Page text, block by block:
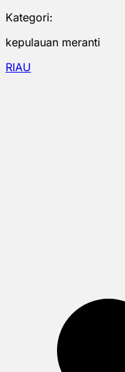
Kategori:
kepulauan meranti
RIAU